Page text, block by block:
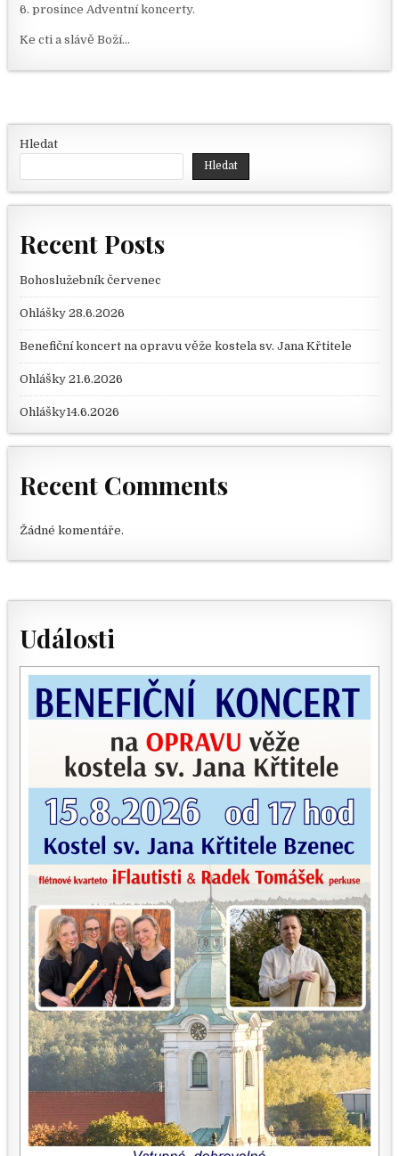
6. prosince Adventní koncerty.
Ke cti a slávě Boží…
Hledat
Hledat
Recent Posts
Bohoslužebník červenec
Ohlášky 28.6.2026
Benefiční koncert na opravu věže kostela sv. Jana Křtitele
Ohlášky 21.6.2026
Ohlášky14.6.2026
Recent Comments
Žádné komentáře.
Události